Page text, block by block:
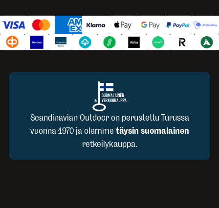
Scandinavian Outdoor on perustettu Turussa
vuonna 1970 ja olemme täysin suomalainen
retkeilykauppa.